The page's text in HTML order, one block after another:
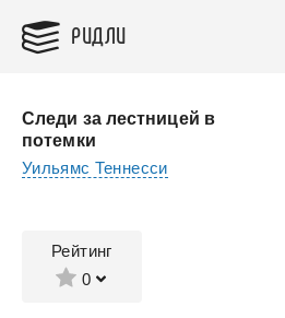
РИДЛИ
Следи за лестницей в
потемки
Уильямс Теннесси
Рейтинг
0